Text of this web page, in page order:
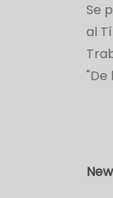
­Se
al
"De